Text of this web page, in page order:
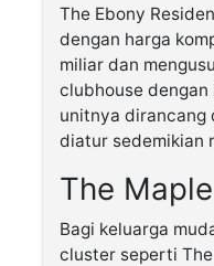
The Ebony
dengan harga
miliar dan
clubhouse
unitnya dirancang
diatur sedemikian
The
Bagi keluarga
cluster seperti